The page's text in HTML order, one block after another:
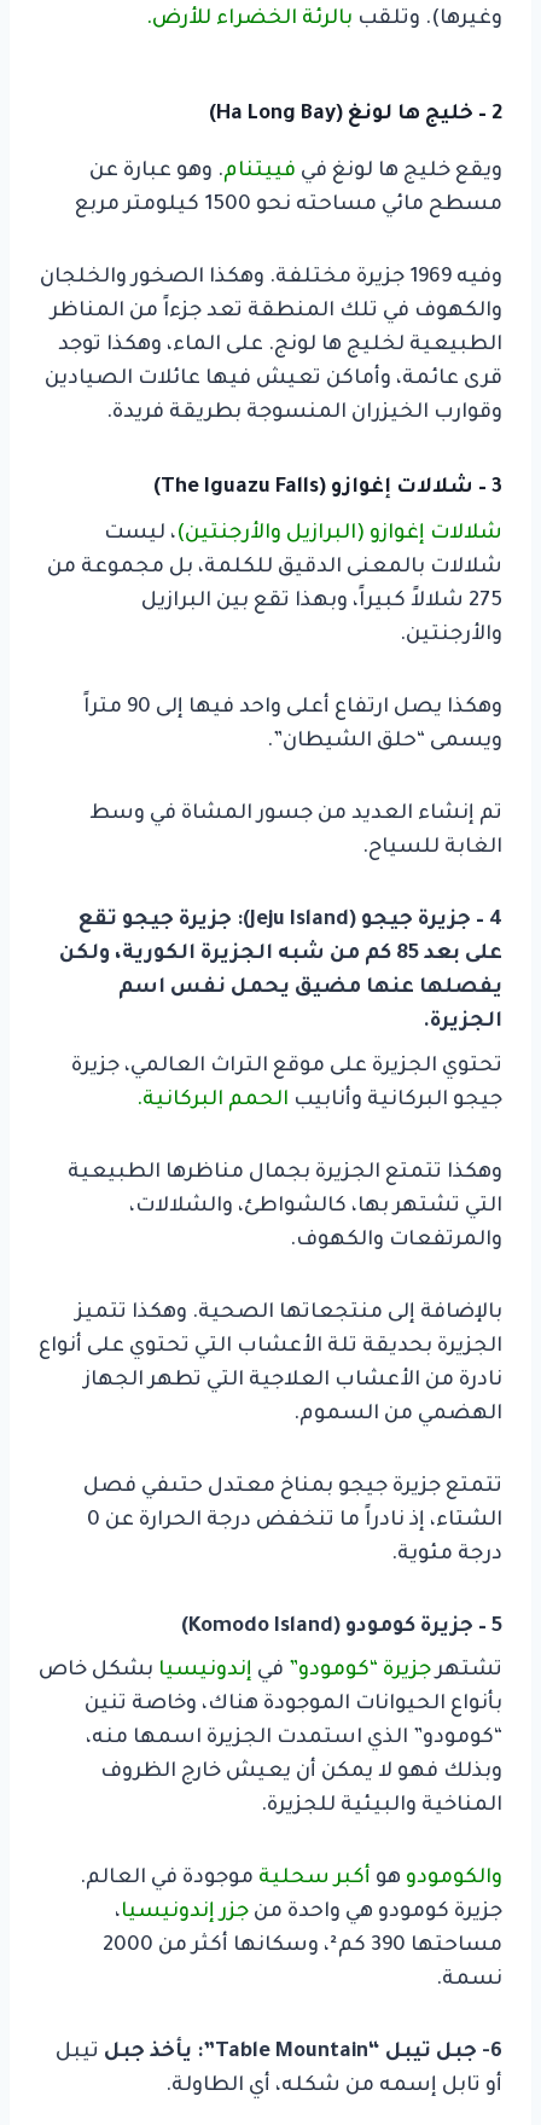
وغيرها). وتلقب بالرئة الخضراء للأرض.
2 – خليج ها لونغ (Ha Long Bay)
ويقع خليج ها لونغ في فييتنام. وهو عبارة عن
مسطح مائي مساحته نحو 1500 كيلومتر مربع
وفيه 1969 جزيرة مختلفة. وهكذا الصخور والخلجان
والكهوف في تلك المنطقة تعد جزءاً من المناظر
الطبيعية لخليج ها لونج. على الماء، وهكذا توجد
قرى عائمة، وأماكن تعيش فيها عائلات الصيادين
وقوارب الخيزران المنسوجة بطريقة فريدة.
3 – شلالات إغوازو (The Iguazu Falls)
شلالات إغوازو (البرازيل والأرجنتين)، ليست
شلالات بالمعنى الدقيق للكلمة، بل مجموعة من
275 شلالاً كبيراً، وبهذا تقع بين
البرازيل
والأرجنتين.
وهكذا يصل ارتفاع أعلى واحد فيها إلى 90 متراً
ويسمى “حلق الشيطان”.
تم إنشاء العديد من جسور المشاة في وسط
الغابة للسياح.
4 – جزيرة جيجو (Jeju Island):
جزيرة جيجو تقع
على بعد 85 كم من شبه الجزيرة الكورية، ولكن
يفصلها عنها مضيق يحمل نفس اسم
الجزيرة.
تحتوي الجزيرة على موقع التراث العالمي، جزيرة
جيجو البركانية وأنابيب الحمم البركانية.
وهكذا تتمتع الجزيرة بجمال مناظرها الطبيعية
التي تشتهر بها، كالشواطئ، والشلالات،
والمرتفعات والكهوف.
بالإضافة إلى منتجعاتها الصحية. وهكذا تتميز
الجزيرة بحديقة تلة الأعشاب التي تحتوي على أنواع
نادرة من الأعشاب العلاجية التي تطهر الجهاز
الهضمي من السموم.
تتمتع جزيرة جيجو بمناخ معتدل حتىفي فصل
الشتاء، إذ نادراً ما تنخفض درجة الحرارة عن 0
درجة مئوية.
5 – جزيرة كومودو (Komodo Island)
تشتهرجزيرة “كومودو” في إندونيسيا بشكل خاص
بأنواع الحيوانات الموجودة هناك، وخاصة تنين
“كومودو” الذي استمدت الجزيرة اسمها منه،
وبذلك فهو لا يمكن أن يعيش خارج الظروف
المناخية والبيئية للجزيرة.
والكومودو هو أكبر سحلية موجودة في العالم.
جزيرة كومودو هي واحدة من جزر إندونيسيا،
مساحتها 390 كم²،
وسكانها أكثر من 2000
نسمة.
6- جبل تيبل “Table Mountain”: يأخذ جبل تيبل
أو تابل إسمه من شكله، أي الطاولة.